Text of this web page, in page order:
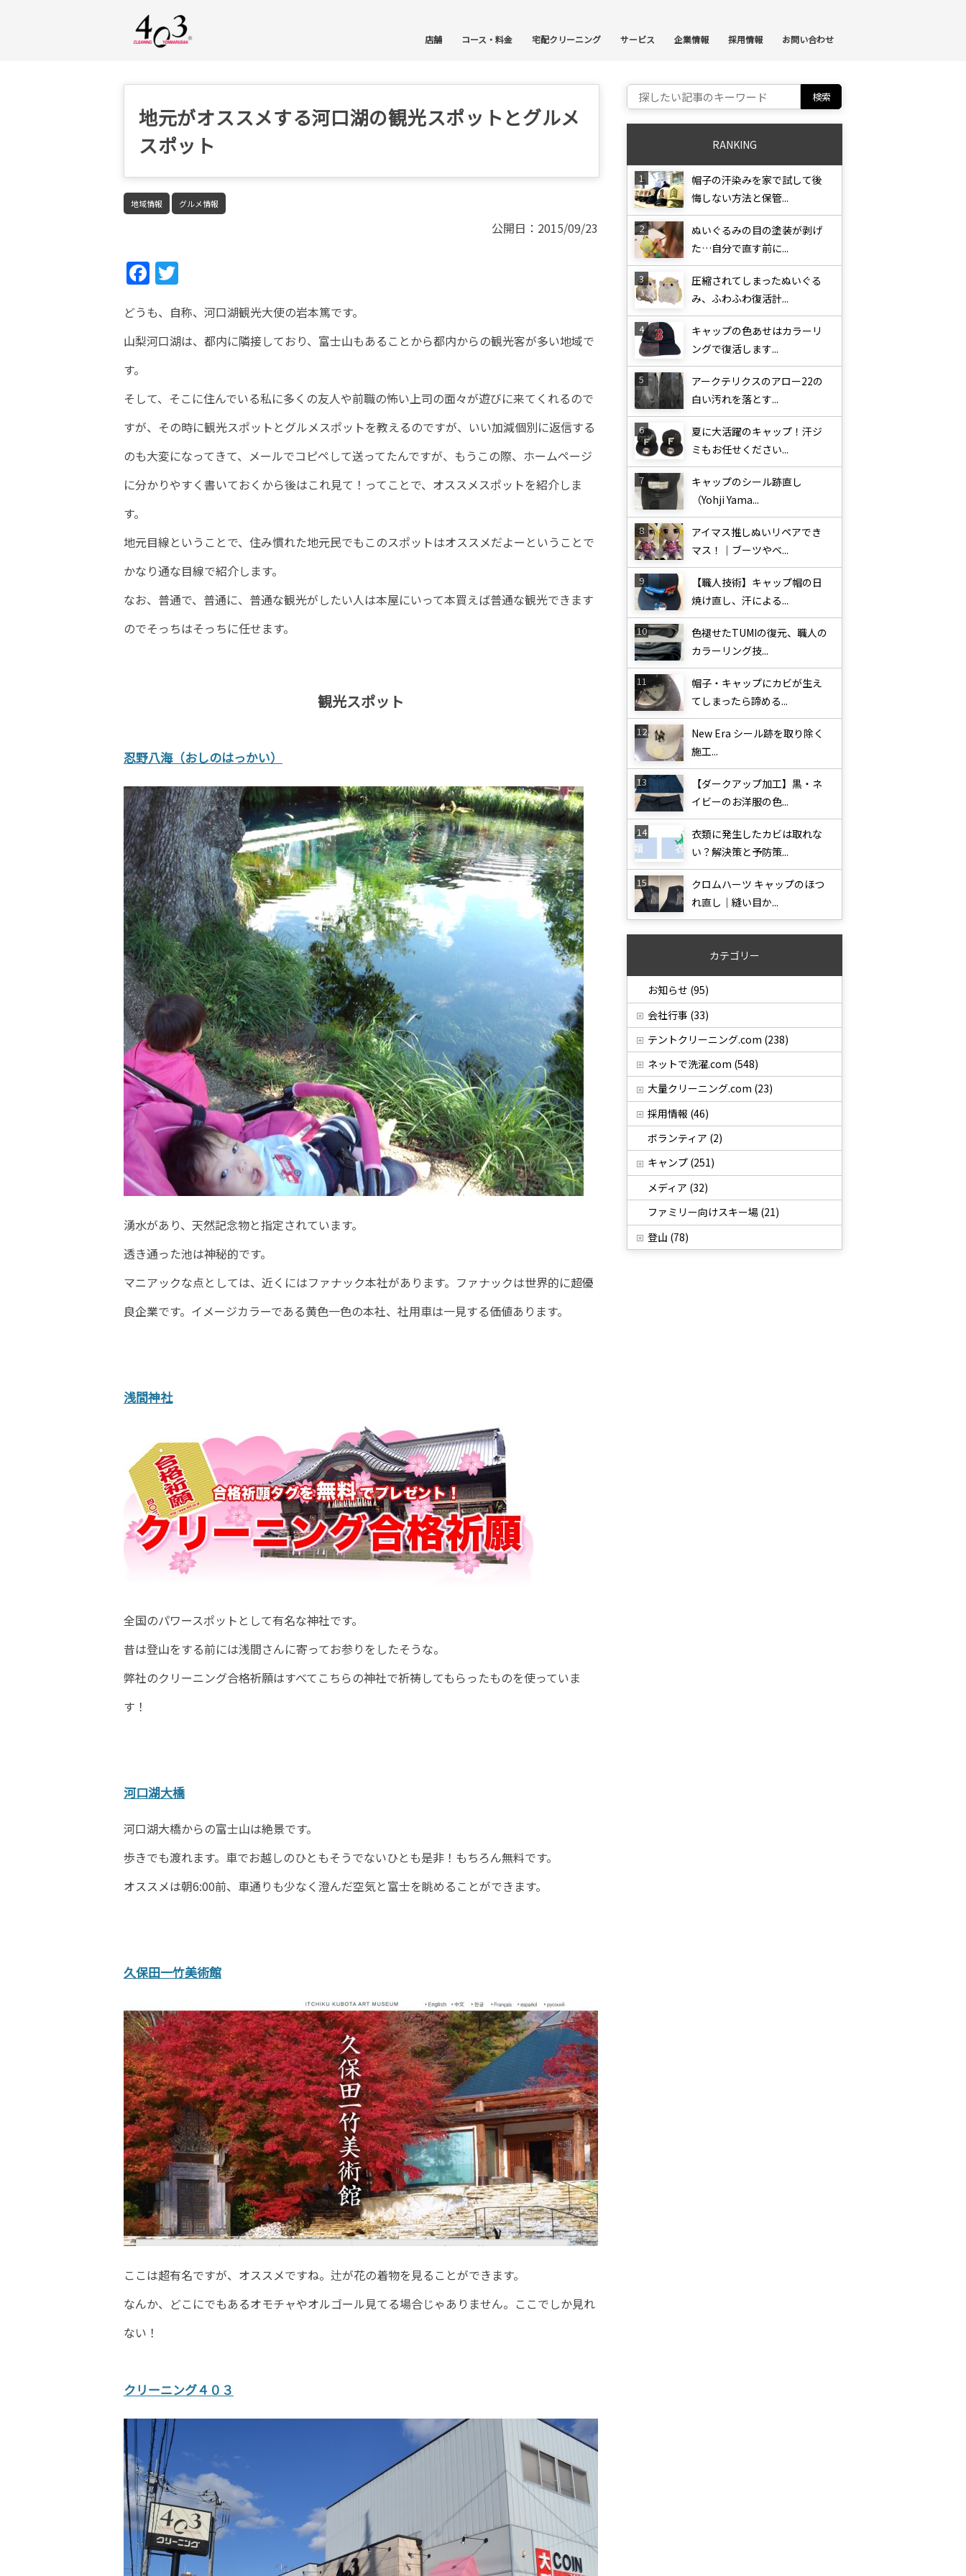
店舗 コース・料金 宅配クリーニング サービス 企業情報 採用情報 お問い合わせ
地元がオススメする河口湖の観光スポットとグルメ
スポット
地域情報 グルメ情報
公開日：2015/09/23
Fac
ok
どうも、自称、河口湖観光大使の岩本篤です。
山梨河口湖は、都内に隣接しており、富士山もあることから都内からの観光客が多い地域で
す。
そして、そこに住んでいる私に多くの友人や前職の怖い上司の面々が遊びに来てくれるので
すが、その時に観光スポットとグルメスポットを教えるのですが、いい加減個別に返信する
のも大変になってきて、メールでコピペして送ってたんですが、もうこの際、ホームページ
に分かりやすく書いておくから後はこれ見て！ってことで、オススメスポットを紹介しま
す。
地元目線ということで、住み慣れた地元民でもこのスポットはオススメだよーということで
かなり通な目線で紹介します。
なお、普通で、普通に、普通な観光がしたい人は本屋にいって本買えば普通な観光できます
のでそっちはそっちに任せます。
観光スポット
忍野八海（おしのはっかい）
湧水があり、天然記念物と指定されています。
透き通った池は神秘的です。
マニアックな点としては、近くにはファナック本社があります。ファナックは世界的に超優
良企業です。イメージカラーである黄色一色の本社、社用車は一見する価値あります。
浅間神社
全国のパワースポットとして有名な神社です。
昔は登山をする前には浅間さんに寄ってお参りをしたそうな。
弊社のクリーニング合格祈願はすべてこちらの神社で祈祷してもらったものを使っていま
す！
河口湖大橋
河口湖大橋からの富士山は絶景です。
歩きでも渡れます。車でお越しのひともそうでないひとも是非！もちろん無料です。
オススメは朝6:00前、車通りも少なく澄んだ空気と富士を眺めることができます。
久保田一竹美術館
ここは超有名ですが、オススメですね。辻が花の着物を見ることができます。
なんか、どこにでもあるオモチャやオルゴール見てる場合じゃありません。ここでしか見れ
ない！
クリーニング４０３
Search for:
RANKING
帽子の汗染みを家で試して後
悔しない方法と保管...
ぬいぐるみの目の塗装が剥げ
た…自分で直す前に...
圧縮されてしまったぬいぐる
み、ふわふわ復活計...
キャップの色あせはカラーリ
ングで復活します...
アークテリクスのアロー22の
白い汚れを落とす...
夏に大活躍のキャップ！汗ジ
ミもお任せください...
キャップのシール跡直し
（Yohji Yama...
アイマス推しぬいリペアでき
マス！｜ブーツやベ...
【職人技術】キャップ帽の日
焼け直し、汗による...
色褪せたTUMIの復元、職人の
カラーリング技...
帽子・キャップにカビが生え
てしまったら諦める...
New Era シール跡を取り除く
施工...
【ダークアップ加工】黒・ネ
イビーのお洋服の色...
衣類に発生したカビは取れな
い？解決策と予防策...
クロムハーツ キャップのほつ
れ直し｜縫い目か...
カテゴリー
お知らせ (95)
会社行事 (33)
テントクリーニング.com (238)
ネットで洗濯.com (548)
大量クリーニング.com (23)
採用情報 (46)
ボランティア (2)
キャンプ (251)
メディア (32)
ファミリー向けスキー場 (21)
登山 (78)